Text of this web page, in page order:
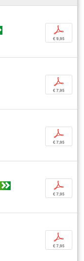
p
€ 9,95
p
€ 7,95
p
€ 7,95
p
€ 7,95
p
€ 7,95